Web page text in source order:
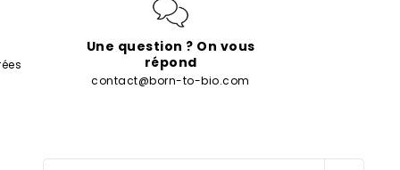
Une question ? On vous
répond
contact@born-to-bio.com